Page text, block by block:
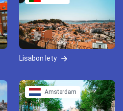
Lisabon lety
Amsterdam